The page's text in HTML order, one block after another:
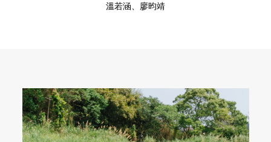
溫若涵、廖昀靖